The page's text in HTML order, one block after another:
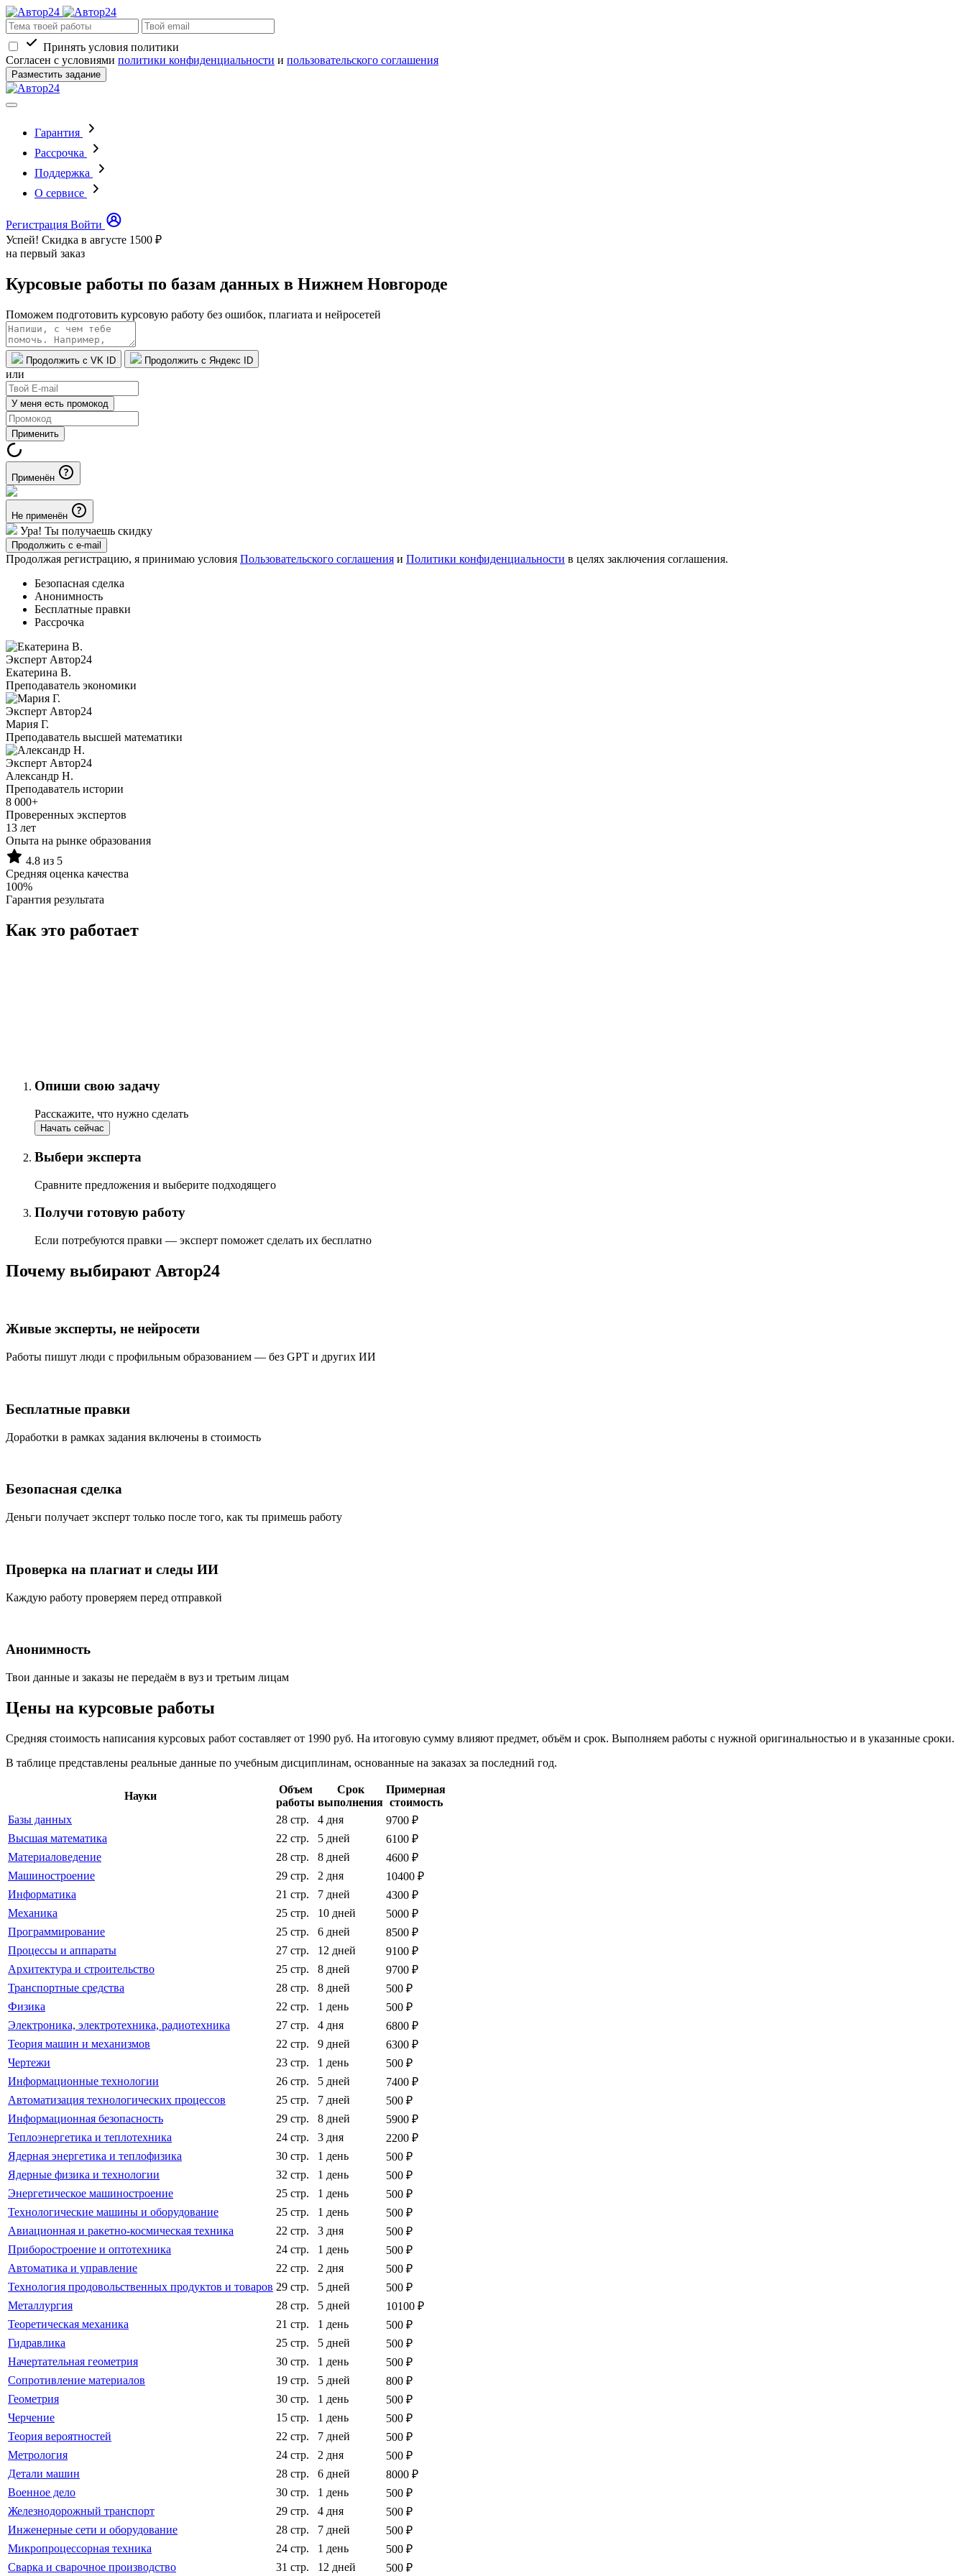
Принять условия политики
Согласен с условиями политики конфиденциальности и пользовательского соглашения
Разместить задание
Гарантия
Рассрочка
Поддержка
О сервисе
Регистрация Войти
Успей! Скидка в августе 1500 ₽
на первый заказ
Курсовые работы по базам данных в Нижнем Новгороде
Поможем подготовить курсовую работу без ошибок, плагиата и нейросетей
Продолжить с VK ID Продолжить с Яндекс ID
или
У меня есть промокод
Применить
Применён
Не применён
Ура! Ты получаешь скидку
Продолжить с e-mail
Продолжая регистрацию, я принимаю условия Пользовательского соглашения и Политики конфиденциальности в целях заключения соглашения.
Безопасная сделка
Анонимность
Бесплатные правки
Рассрочка
Эксперт Автор24
Екатерина B.
Преподаватель экономики
Эксперт Автор24
Мария Г.
Преподаватель высшей математики
Эксперт Автор24
Александр Н.
Преподаватель истории
8 000+
Проверенных экспертов
13 лет
Опыта на рынке образования
4.8 из 5
Средняя оценка качества
100%
Гарантия результата
Как это работает
Опиши свою задачу
Расскажите, что нужно сделать
Начать сейчас
Выбери эксперта
Сравните предложения и выберите подходящего
Получи готовую работу
Если потребуются правки — эксперт поможет сделать их бесплатно
Почему выбирают Автор24
Живые эксперты, не нейросети
Работы пишут люди с профильным образованием — без GPT и других ИИ
Бесплатные правки
Доработки в рамках задания включены в стоимость
Безопасная сделка
Деньги получает эксперт только после того, как ты примешь работу
Проверка на плагиат и следы ИИ
Каждую работу проверяем перед отправкой
Анонимность
Твои данные и заказы не передаём в вуз и третьим лицам
Цены на курсовые работы
Средняя стоимость написания курсовых работ составляет от 1990 руб. На итоговую сумму влияют предмет, объём и срок. Выполняем работы с нужной оригинальностью и в указанные сроки.
В таблице представлены реальные данные по учебным дисциплинам, основанные на заказах за последний год.
Науки
Объем
работы
Срок
выполнения
Примерная
стоимость
Базы данных
28 стр. 4 дня
9700 ₽
Высшая математика
22 стр. 5 дней
6100 ₽
Материаловедение
28 стр. 8 дней
4600 ₽
Машиностроение
29 стр. 2 дня
10400 ₽
Информатика
21 стр. 7 дней
4300 ₽
Механика
25 стр. 10 дней
5000 ₽
Программирование
25 стр. 6 дней
8500 ₽
Процессы и аппараты
27 стр. 12 дней
9100 ₽
Архитектура и строительство
25 стр. 8 дней
9700 ₽
Транспортные средства
28 стр. 8 дней
500 ₽
Физика
22 стр. 1 день
500 ₽
Электроника, электротехника, радиотехника
27 стр. 4 дня
6800 ₽
Теория машин и механизмов
22 стр. 9 дней
6300 ₽
Чертежи
23 стр. 1 день
500 ₽
Информационные технологии
26 стр. 5 дней
7400 ₽
Автоматизация технологических процессов
25 стр. 7 дней
500 ₽
Информационная безопасность
29 стр. 8 дней
5900 ₽
Теплоэнергетика и теплотехника
24 стр. 3 дня
2200 ₽
Ядерная энергетика и теплофизика
30 стр. 1 день
500 ₽
Ядерные физика и технологии
32 стр. 1 день
500 ₽
Энергетическое машиностроение
25 стр. 1 день
500 ₽
Технологические машины и оборудование
25 стр. 1 день
500 ₽
Авиационная и ракетно-космическая техника
22 стр. 3 дня
500 ₽
Приборостроение и оптотехника
24 стр. 1 день
500 ₽
Автоматика и управление
22 стр. 2 дня
500 ₽
Технология продовольственных продуктов и товаров 29 стр. 5 дней
500 ₽
Металлургия
28 стр. 5 дней
10100 ₽
Теоретическая механика
21 стр. 1 день
500 ₽
Гидравлика
25 стр. 5 дней
500 ₽
Начертательная геометрия
30 стр. 1 день
500 ₽
Сопротивление материалов
19 стр. 5 дней
800 ₽
Геометрия
30 стр. 1 день
500 ₽
Черчение
15 стр. 1 день
500 ₽
Теория вероятностей
22 стр. 7 дней
500 ₽
Метрология
24 стр. 2 дня
500 ₽
Детали машин
28 стр. 6 дней
8000 ₽
Военное дело
30 стр. 1 день
500 ₽
Железнодорожный транспорт
29 стр. 4 дня
500 ₽
Инженерные сети и оборудование
28 стр. 7 дней
500 ₽
Микропроцессорная техника
24 стр. 1 день
500 ₽
Сварка и сварочное производство
31 стр. 12 дней 500 ₽